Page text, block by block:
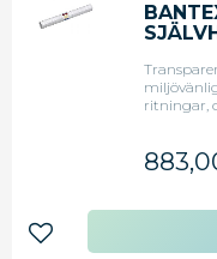
ritningar,
fördröjd
Lägg till i favoriter